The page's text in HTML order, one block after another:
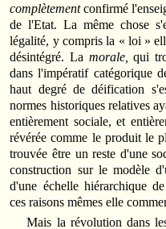
complètementconfirmé
de l'Etat. La même chose
légalité, y compris la « loi »
désintégré. La morale, qui
dans l'impératif catégorique
haut degré de déification
normes historiques relatives
entièrement sociale, et
révérée comme le produit le
trouvée être un reste d'une
construction sur le modèle
d'une échelle hiérarchique
ces raisons mêmes elle
Mais la révolution dans